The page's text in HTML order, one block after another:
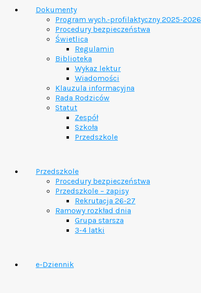
Dokumenty
Program wych.-profilaktyczny 2025-2026
Procedury bezpieczeństwa
Świetlica
Regulamin
Biblioteka
Wykaz lektur
Wiadomości
Klauzula informacyjna
Rada Rodziców
Statut
Zespół
Szkoła
Przedszkole
Przedszkole
Procedury bezpieczeństwa
Przedszkole – zapisy
Rekrutacja 26-27
Ramowy rozkład dnia
Grupa starsza
3-4 latki
e-Dziennik